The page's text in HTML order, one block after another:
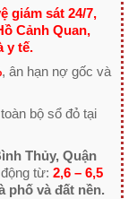
giám sát 24/7,
Cảnh Quan,
y tế.
, ân hạn nợ gốc và
bộ sổ đỏ tại
Thủy, Quận
từ: 2,6 – 6,5
phố và đất nền.